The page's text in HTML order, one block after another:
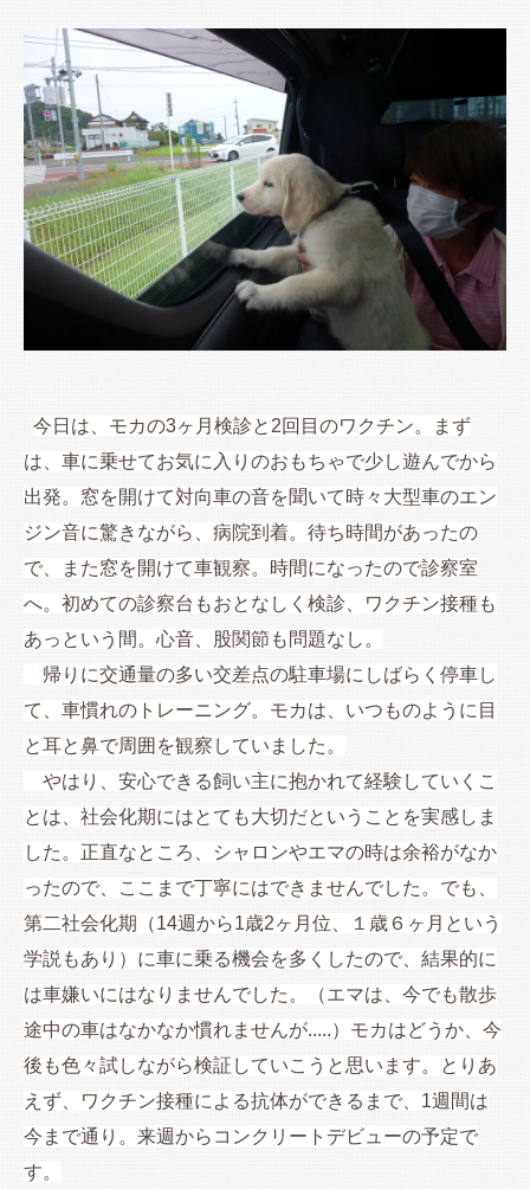
今日は、モカの3ヶ月検診と2回目のワクチン。まず
は、車に乗せてお気に入りのおもちゃで少し遊んでから
出発。窓を開けて対向車の音を聞いて時々大型車のエン
ジン音に驚きながら、病院到着。待ち時間があったの
で、また窓を開けて車観察。時間になったので診察室
へ。初めての診察台もおとなしく検診、ワクチン接種も
あっという間。心音、股関節も問題なし。
帰りに交通量の多い交差点の駐車場にしばらく停車し
て、車慣れのトレーニング。モカは、いつものように目
と耳と鼻で周囲を観察していました。
やはり、安心できる飼い主に抱かれて経験していくこ
とは、社会化期にはとても大切だということを実感しま
した。正直なところ、シャロンやエマの時は余裕がなか
ったので、ここまで丁寧にはできませんでした。でも、
第二社会化期（14週から1歳2ヶ月位、１歳６ヶ月という
学説もあり）に車に乗る機会を多くしたので、 結果的に
は車嫌いにはなりませんでした。（エマは、今でも散歩
途中の車はなかなか慣れませんが.....）モカはどうか、今
後も色々試しながら検証していこうと思います。とりあ
えず、ワクチン接種による抗体ができるまで、1週間は
今まで通り。来週からコンクリートデビューの予定で
す。